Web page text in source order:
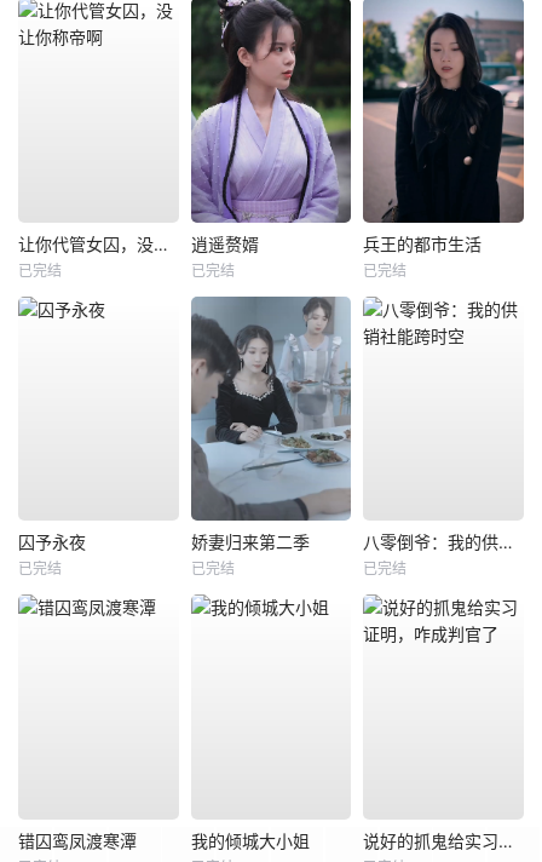
让你代管女囚，没让你称帝啊
已完结
逍遥赘婿
已完结
兵王的都市生活
已完结
囚予永夜
已完结
娇妻归来第二季
已完结
八零倒爷：我的供销社能跨时空
已完结
错囚鸾凤渡寒潭 我的倾城大小姐 说好的抓鬼给实习证明，咋成判官了